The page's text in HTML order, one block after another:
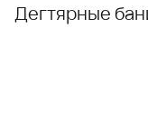
Дегтярные